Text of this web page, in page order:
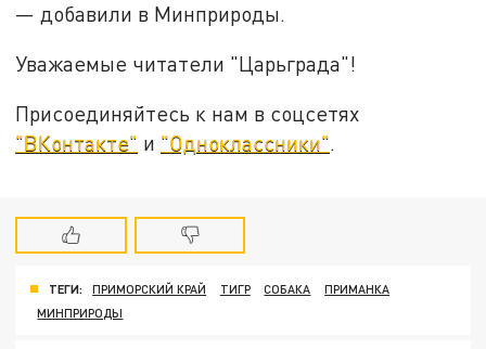
— добавили в Минприроды.
Уважаемые читатели "Царьграда"!
Присоединяйтесь к нам в соцсетях
"ВКонтакте" и "Одноклассники".
ТЕГИ: ПРИМОРСКИЙ КРАЙ ТИГР СОБАКА
ПРИМАНКА
МИНПРИРОДЫ